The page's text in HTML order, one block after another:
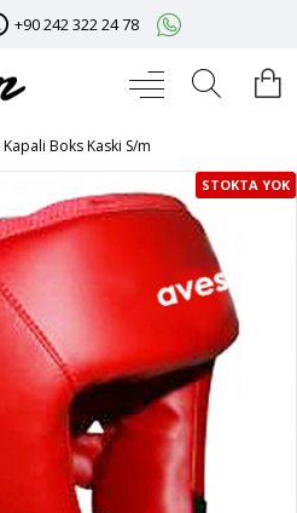
+90 242 322 24 78
Boks Kaski S/m
STOKTA YOK